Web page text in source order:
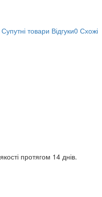
Супутні товари Відгуки0 Схожі
протягом 14 днів.